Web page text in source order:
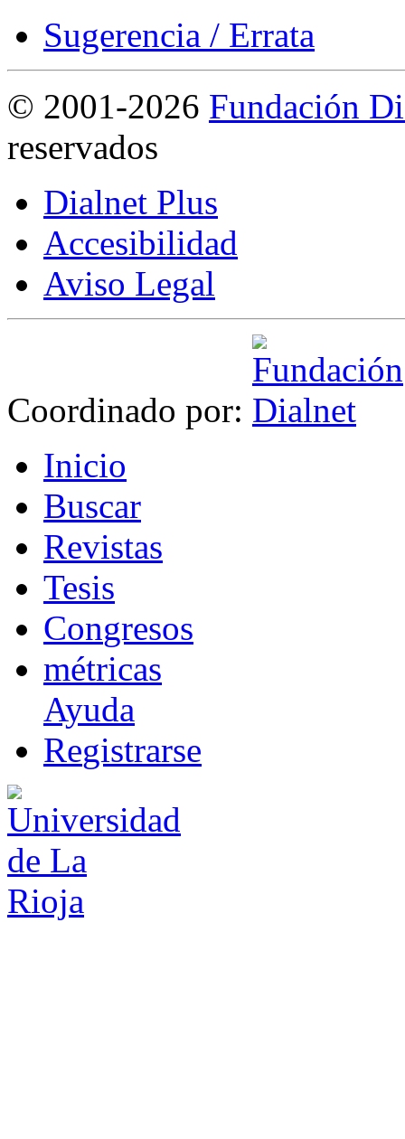
Sugerencia / Errata
© 2001-2026 Fundación
reservados
Dialnet Plus
Accesibilidad
Aviso Legal
Coordinado por:
Inicio
Buscar
Revistas
Tesis
Congresos
métricas
Ayuda
Registrarse